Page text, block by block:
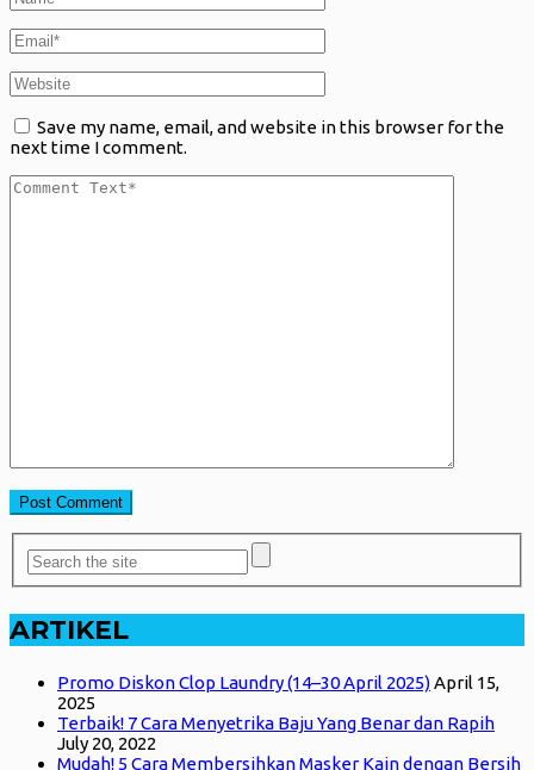
Save my name, email, and website in this browser for the
next time I comment.
ARTIKEL
Promo Diskon Clop Laundry (14–30 April 2025)April 15,
2025
Terbaik! 7 Cara Menyetrika Baju Yang Benar dan Rapih
July 20, 2022
Mudah! 5 Cara Membersihkan Masker Kain dengan Bersih